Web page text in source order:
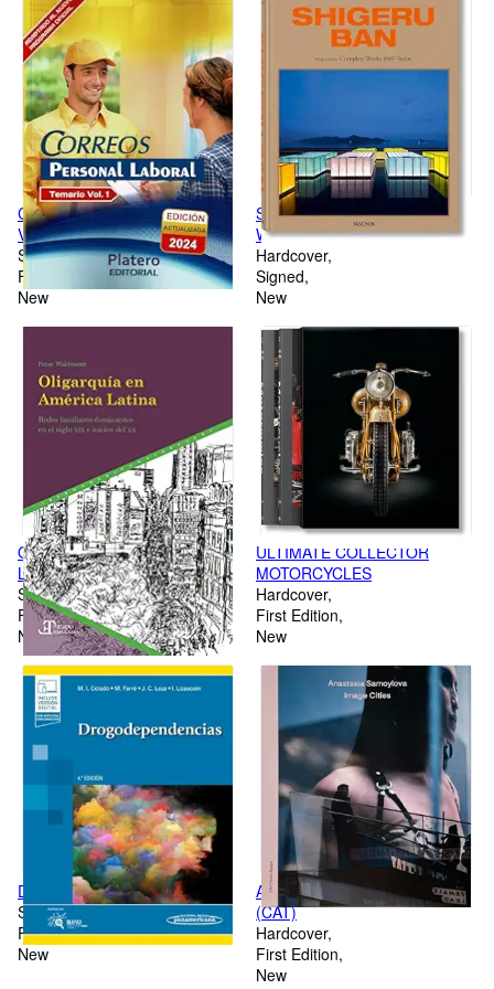
CORREOS TEMARIO 2024
VOL.1
Softcover
First Edition
New
SHIGERU BAN. COMPLETE
WORKS 1985TODAY
Hardcover
Signed
New
OLIGARQUÍA EN AMÉRICA
LATINA
Softcover
First Edition
New
ULTIMATE COLLECTOR
MOTORCYCLES
Hardcover
First Edition
New
DROGODEPENDENCIAS
Softcover
First Edition
New
ANASTASIA SAMOYLOVA
(CAT)
Hardcover
First Edition
New